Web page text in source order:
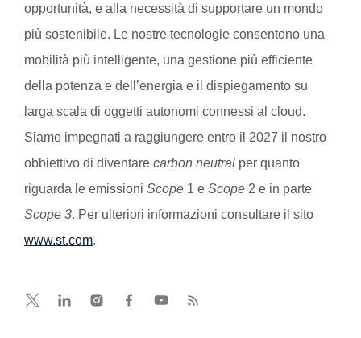
opportunità, e alla necessità di supportare un mondo
più sostenibile. Le nostre tecnologie consentono una
mobilità più intelligente, una gestione più efficiente
della potenza e dell’energia e il dispiegamento su
larga scala di oggetti autonomi connessi al cloud.
Siamo impegnati a raggiungere entro il 2027 il nostro
obbiettivo di diventare carbon neutral per quanto
riguarda le emissioni Scope 1 e Scope 2 e in parte
Scope 3. Per ulteriori informazioni consultare il sito
www.st.com.